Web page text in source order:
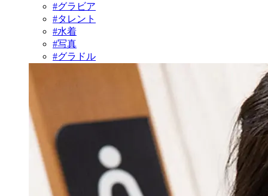
#グラビア
#タレント
#水着
#写真
#グラドル